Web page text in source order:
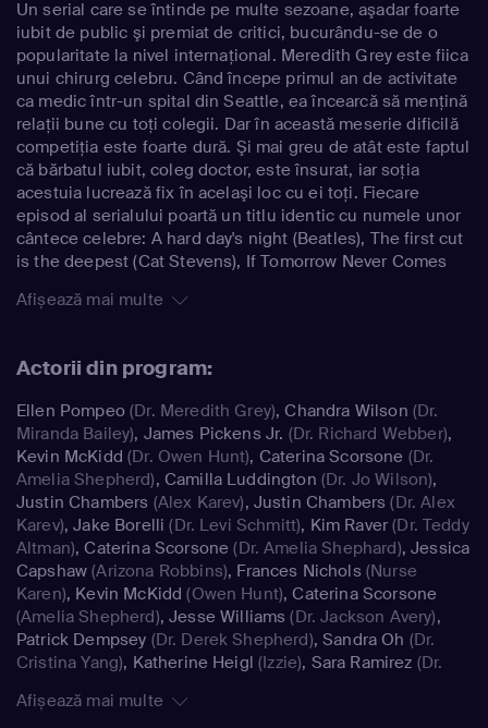
Un serial care se întinde pe multe sezoane, aşadar foarte
iubit de public şi premiat de critici, bucurându-se de o
popularitate la nivel internaţional. Meredith Grey este fiica
unui chirurg celebru. Când începe primul an de activitate
ca medic într-un spital din Seattle, ea încearcă să menţină
relaţii bune cu toţi colegii. Dar în această meserie dificilă
competiţia este foarte dură. Şi mai greu de atât este faptul
că bărbatul iubit, coleg doctor, este însurat, iar soţia
acestuia lucrează fix în acelaşi loc cu ei toţi. Fiecare
episod al serialului poartă un titlu identic cu numele unor
cântece celebre: A hard day's night (Beatles), The first cut
is the deepest (Cat Stevens), If Tomorrow Never Comes
Afișează mai multe
Actorii din program:
Ellen Pompeo(Dr. Meredith Grey),Chandra Wilson (Dr.
Miranda Bailey), James Pickens Jr. (Dr. Richard Webber),
Kevin McKidd (Dr. Owen Hunt), Caterina Scorsone (Dr.
Amelia Shepherd), Camilla Luddington (Dr. Jo Wilson),
Justin Chambers (Alex Karev), Justin Chambers (Dr. Alex
Karev),Jake Borelli (Dr. Levi Schmitt), Kim Raver (Dr. Teddy
Altman),Caterina Scorsone (Dr. Amelia Shephard),Jessica
Capshaw (Arizona Robbins), Frances Nichols (Nurse
Karen), Kevin McKidd (Owen Hunt),Caterina Scorsone
(Amelia Shepherd),Jesse Williams (Dr. Jackson Avery),
Patrick Dempsey (Dr. Derek Shepherd),Sandra Oh (Dr.
Cristina Yang), Katherine Heigl (Izzie), Sara Ramirez (Dr.
Afișează mai multe